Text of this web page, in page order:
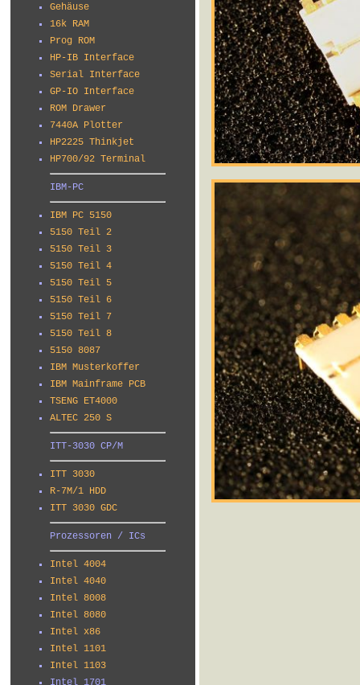
Gehäuse
16k RAM
Prog ROM
HP-IB Interface
Serial Interface
GP-IO Interface
ROM Drawer
7440A Plotter
HP2225 Thinkjet
HP700/92 Terminal
IBM-PC
IBM PC 5150
5150 Teil 2
5150 Teil 3
5150 Teil 4
5150 Teil 5
5150 Teil 6
5150 Teil 7
5150 Teil 8
5150 8087
IBM Musterkoffer
IBM Mainframe PCB
TSENG ET4000
ALTEC 250 S
ITT-3030 CP/M
ITT 3030
R-7M/1 HDD
ITT 3030 GDC
Prozessoren / ICs
Intel 4004
Intel 4040
Intel 8008
Intel 8080
Intel x86
Intel 1101
Intel 1103